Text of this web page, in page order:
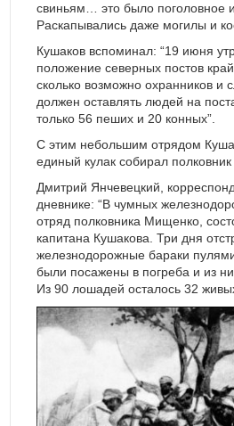
свиньям… это было поголовное
Раскапывались даже могилы и
Кушаков вспоминал: “19 июня
положение северных постов
сколько возможно охранников и
должен оставлять людей на
только 56 пеших и 20 конных”.
С этим небольшим отрядом
единый кулак собирал
Дмитрий Янчевецкий,
дневнике: “В чумных
отряд полковника Мищенко,
капитана Кушакова. Три дня
железнодорожные бараки
были посажены в погреба и из
Из 90 лошадей осталось 32